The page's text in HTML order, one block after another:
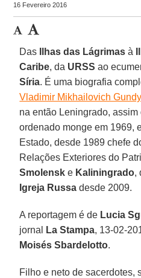
16 Fevereiro 2016
Das Ilhas das Lágrimas à
Caribe, da URSS ao
Síria. É uma biografia
Vladimir Mikhailovich
na então Leningrado,
ordenado monge em 1969,
Estado, desde 1989 chefe
Relações Exteriores do
Smolensk e Kaliningrado,
Igreja Russa desde 2009.
A reportagem é de Lucia
jornal
La Stampa, 13-02-
Moisés Sbardelotto.
Filho e neto de sacerdotes,